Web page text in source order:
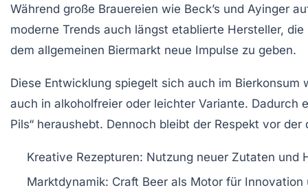
Während große Brauereien wie Beck’s und Ayinger
moderne Trends auch längst etablierte Hersteller,
dem allgemeinen Biermarkt neue Impulse zu geben.
Diese Entwicklung spiegelt sich auch im
auch in alkoholfreier oder leichter Variante. Dadurch
Pils“ heraushebt. Dennoch bleibt der Respekt vor
Kreative Rezepturen: Nutzung neuer Zutaten und
Marktdynamik: Craft Beer als Motor für Innovation